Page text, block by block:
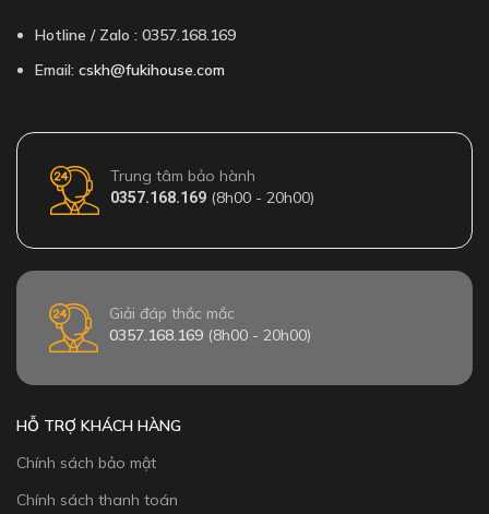
Hotline / Zalo : 0357.168.169
Email: cskh@fukihouse.com
Trung tâm bảo hành
0357.168.169 (8h00 - 20h00)
Giải đáp thắc mắc
0357.168.169 (8h00 - 20h00)
HỖ TRỢ KHÁCH HÀNG
Chính sách bảo mật
Chính sách thanh toán